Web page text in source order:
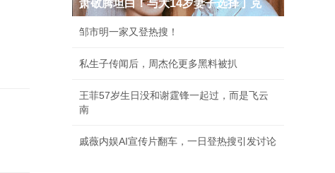
萧敬腾坦白！与大14岁妻子选择丁克
邹市明一家又登热搜！
私生子传闻后，周杰伦更多黑料被扒
王菲57岁生日没和谢霆锋一起过，而是飞云
南
戚薇内娱AI宣传片翻车，一日登热搜引发讨论